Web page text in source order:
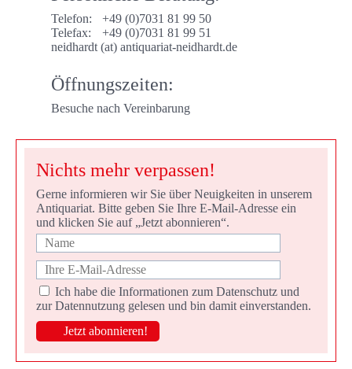
Telefon:
+49 (0)7031 81 99 50
Telefax:
+49 (0)7031 81 99 51
neidhardt (at) antiquariat-neidhardt.de
Öffnungszeiten:
Besuche nach Vereinbarung
Nichts mehr verpassen!
Gerne informieren wir Sie über Neuigkeiten in unserem
Antiquariat. Bitte geben Sie Ihre E-Mail-Adresse ein
und klicken Sie auf „Jetzt abonnieren“.
Ich habe die Informationen zum Datenschutz und
zur Datennutzung gelesen und bin damit einverstanden.